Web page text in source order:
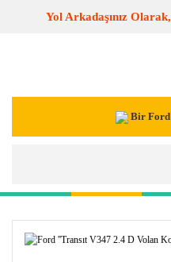
Yol Arkadaşınız
Bir Ford